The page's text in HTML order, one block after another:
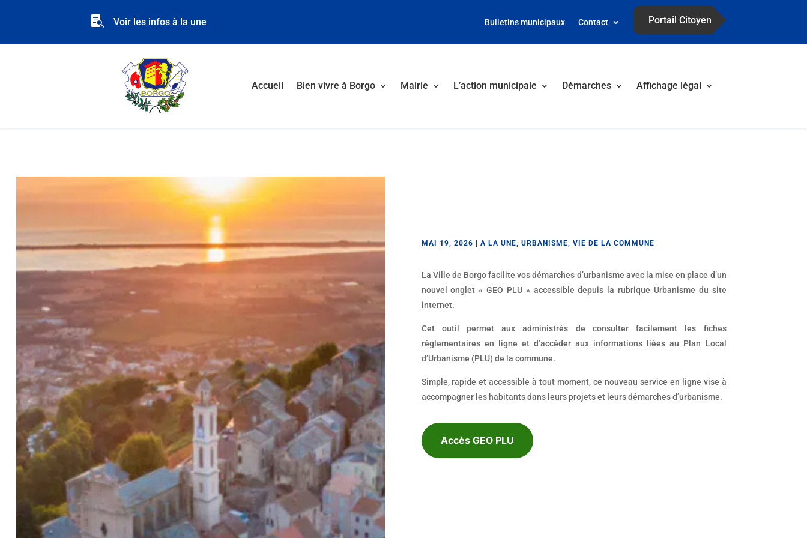
 Voir les infos à la une Bulletins municipaux Contact Portail Citoyen
Accueil Bien vivre à Borgo Mairie L’action municipale Démarches Affichage légal
MAI 19, 2026 | A LA UNE URBANISME VIE DE LA COMMUNE
La Ville de Borgo facilite vos démarches d’urbanisme avec la mise en place d’un
nouvel onglet « GEO PLU » accessible depuis la rubrique Urbanisme du site
internet.
Cet outil permet aux administrés de consulter facilement les fiches
réglementaires en ligne et d’accéder aux informations liées au Plan Local
d’Urbanisme (PLU) de la commune.
Simple, rapide et accessible à tout moment, ce nouveau service en ligne vise à
accompagner les habitants dans leurs projets et leurs démarches d’urbanisme.
Accès GEO PLU